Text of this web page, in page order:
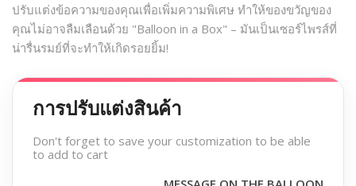
ปรับแต่งข้อความของคุณเพื่อเพิ่มความพิเศษ ทำให้ของขวัญของ
คุณไม่อาจลืมเลือนด้วย "Balloon in a Box" – มันเป็นเซอร์ไพรส์ที่
น่ารื่นรมย์ที่จะทำให้เกิดรอยยิ้ม!
การปรับแต่งสินค้า
Don't forget to save your customization to be able
to add to cart